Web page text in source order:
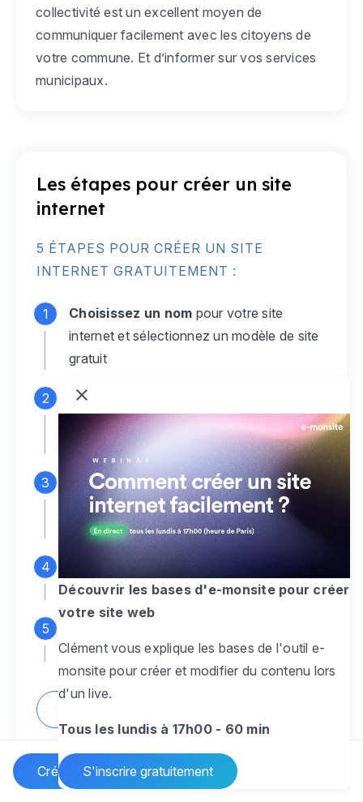
Créer un site Internet
collectivité est un excellent moyen de
communiquer facilement avec les citoyens de
votre commune. Et d’informer sur vos services
municipaux.
Les étapes pour créer un site
internet
5 ÉTAPES POUR CRÉER UN SITE
INTERNET GRATUITEMENT :
Choisissez un nom pour votre site
internet et sélectionnez un modèle de site
gratuit
Connectez-vous
monsite gratuit pour accéder à votre
espace d'administration
Personnalisez entièrement le
designpour créer un site web sur-mesure,
à votre image
Ajoutez des pagessans limite pour
présenter votre activité, votre passion
pour rendre votre site dynamique
Découvrir les bases d'e-monsite pour créer
votre site web
Clément vous explique les bases de l'outil e-
monsite pour créer et modifier du contenu lors
d'un live.
Tous les lundis à 17h00 - 60 min
S'inscrire gratuitement